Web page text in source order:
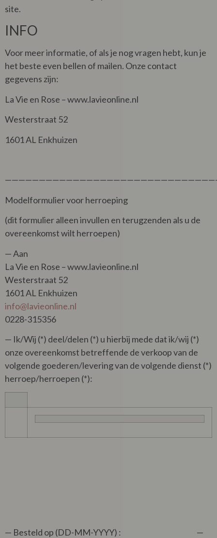
site.
INFO
Voor meer informatie, of als je nog vragen hebt, kun je
het beste even bellen of mailen. Onze contact
gegevens zijn:
La Vie en Rose – www.lavieonline.nl
Westerstraat 52
1601 AL Enkhuizen
Modelformulier voor herroeping
(dit formulier alleen invullen en terugzenden als u de
overeenkomst wilt herroepen)
— Aan
La Vie en Rose – www.lavieonline.nl
Westerstraat 52
1601 AL Enkhuizen
info@lavieonline.nl
0228-315356
— Ik/Wij (*) deel/delen (*) u hierbij mede dat ik/wij (*)
onze overeenkomst betreffende de verkoop van de
volgende goederen/levering van de volgende dienst (*)
herroep/herroepen (*):
— Besteld op (DD-MM-YYYY) : —